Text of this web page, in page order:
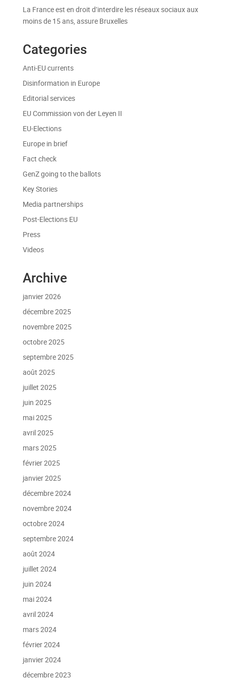
La France est en droit d’interdire les réseaux sociaux aux
moins de 15 ans, assure Bruxelles
Categories
Anti-EU currents
Disinformation in Europe
Editorial services
EU Commission von der Leyen II
EU-Elections
Europe in brief
Fact check
GenZ going to the ballots
Key Stories
Media partnerships
Post-Elections EU
Press
Videos
Archive
janvier 2026
décembre 2025
novembre 2025
octobre 2025
septembre 2025
août 2025
juillet 2025
juin 2025
mai 2025
avril 2025
mars 2025
février 2025
janvier 2025
décembre 2024
novembre 2024
octobre 2024
septembre 2024
août 2024
juillet 2024
juin 2024
mai 2024
avril 2024
mars 2024
février 2024
janvier 2024
décembre 2023